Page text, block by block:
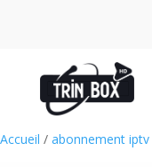
Accueil / abonnement iptv